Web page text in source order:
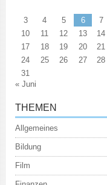
3
4 5 6 7
10
11 12 13 14
17
18 19 20 21
24
25 26 27 28
31
« Juni
THEMEN
Allgemeines
Bildung
Film